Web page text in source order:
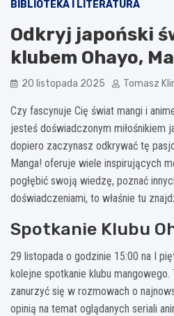
BIBLIOTEKA I LITERATURA
Odkryj japoński
klubem Ohayo,
20 listopada 2025 Tomasz
Czy fascynuje Cię świat mangi i
jesteś doświadczonym miłośnikiem
dopiero zaczynasz odkrywać tę
Manga! oferuje wiele inspirujących
pogłębić swoją wiedzę, poznać
doświadczeniami, to właśnie tu
Spotkanie Klubu
29 listopada o godzinie 15:00 na I
kolejne spotkanie klubu mangowego.
zanurzyć się w rozmowach o
opinią na temat oglądanych seriali